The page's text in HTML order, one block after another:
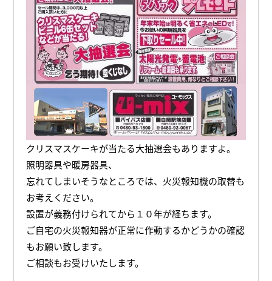
クリスマスケーキが当たる大抽選会もありますよ。
照明器具や暖房器具、
忘れてしまいそうなところでは、火災報知機の取替も
お考えください。
設置が義務付けられてから１０年が経ちます。
ご自宅の火災報知器が正常に作動するかどうかの確認
もお願い致します。
ご相談もお受けいたします。